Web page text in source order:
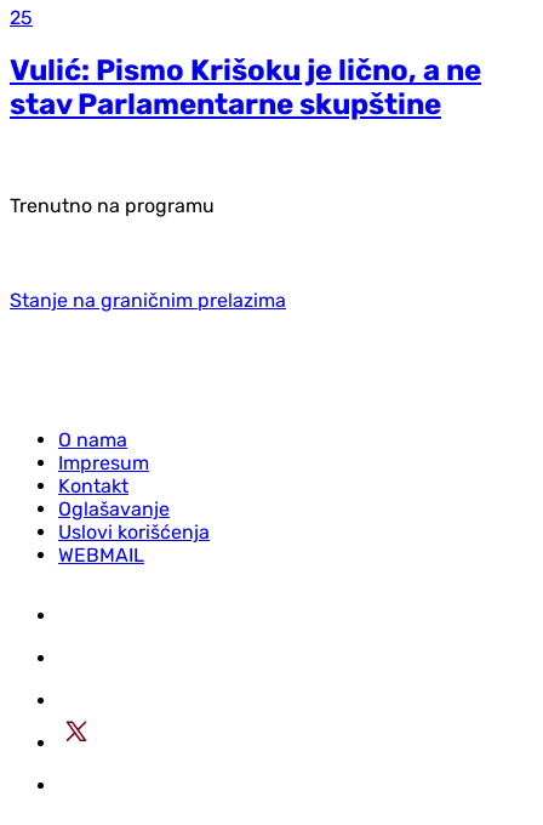
25
Vulić: Pismo Krišoku je lično, a ne
stav Parlamentarne skupštine
Trenutno na programu
Stanje na graničnim prelazima
O nama
Impresum
Kontakt
Oglašavanje
Uslovi korišćenja
WEBMAIL